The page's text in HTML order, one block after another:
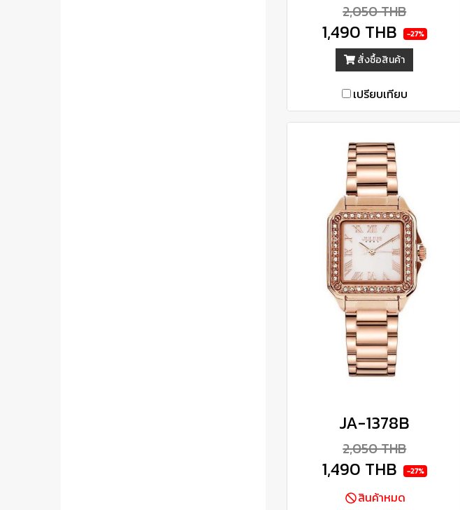
2,050 THB
1,490 THB -27%
สั่งซื้อสินค้า
เปรียบเทียบ
JA-1378B
2,050 THB
1,490 THB -27%
สินค้าหมด